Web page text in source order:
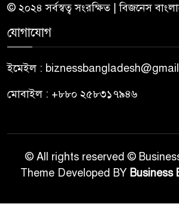
© ২০২৪ সর্বস্বত্ব সংরক্ষিত | বিজনেস
যোগাযোগ
ইমেইল :
মোবাইল : +৮৮০ ২৫৮৩১৭৯৪৬
© All rights reserved ©
Theme Developed BY Business